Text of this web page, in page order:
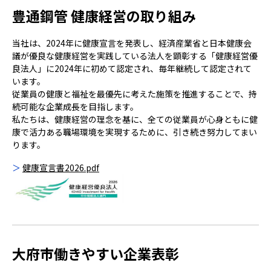
豊通鋼管 健康経営の取り組み
当社は、2024年に健康宣言を発表し、経済産業省と日本健康会
議が優良な健康経営を実践している法人を顕彰する「健康経営優
良法人」に2024年に初めて認定され、毎年継続して認定されて
います。
従業員の健康と福祉を最優先に考えた施策を推進することで、持
続可能な企業成長を目指します。
私たちは、健康経営の理念を基に、全ての従業員が心身ともに健
康で活力ある職場環境を実現するために、引き続き努力してまい
ります。
健康宣言書2026.pdf
大府市働きやすい企業表彰